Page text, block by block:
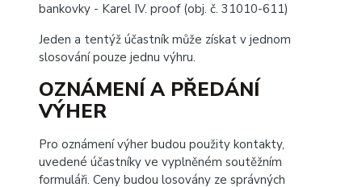
bankovky - Karel IV. proof (obj. č. 31010-611)
Jeden a tentýž účastník může získat v jednom
slosování pouze jednu výhru.
OZNÁMENÍ A PŘEDÁNÍ
VÝHER
Pro oznámení výher budou použity kontakty,
uvedené účastníky ve vyplněném soutěžním
formuláři. Ceny budou losovány ze správných